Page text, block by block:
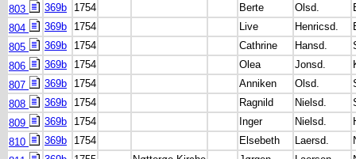
803
369b 1754 Berte Olsd.
804
369b 1754 Live Henricsd.
805
369b 1754 Cathrine Hansd.
806
369b 1754 Olea Jonsd.
807
369b 1754 Anniken Olsd.
808
369b 1754 Ragnild Nielsd.
809
369b 1754 Inger Nielsd.
810
369b 1754 Elsebeth Laersd.